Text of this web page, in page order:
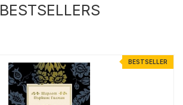
BESTSELLERS
BESTSELLER